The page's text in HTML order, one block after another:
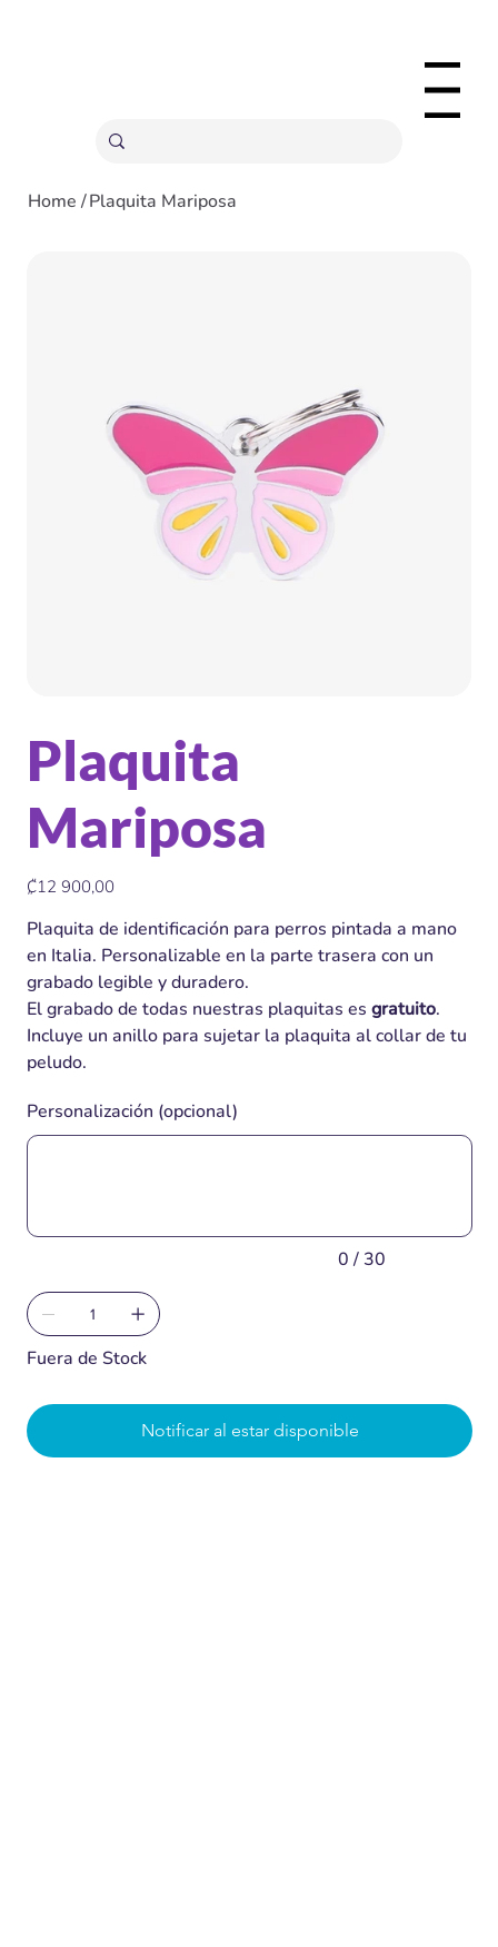
Menu
Home /Plaquita Mariposa
Plaquita
Mariposa
Precio
₡12 900,00
Plaquita de identificación para perros pintada a mano
en Italia. Personalizable en la parte trasera con un
grabado legible y duradero.
El grabado de todas nuestras plaquitas es gratuito.
Incluye un anillo para sujetar la plaquita al collar de tu
peludo.
Personalización (opcional)
30
0 / 30
Fuera de Stock
Notificar al estar disponible